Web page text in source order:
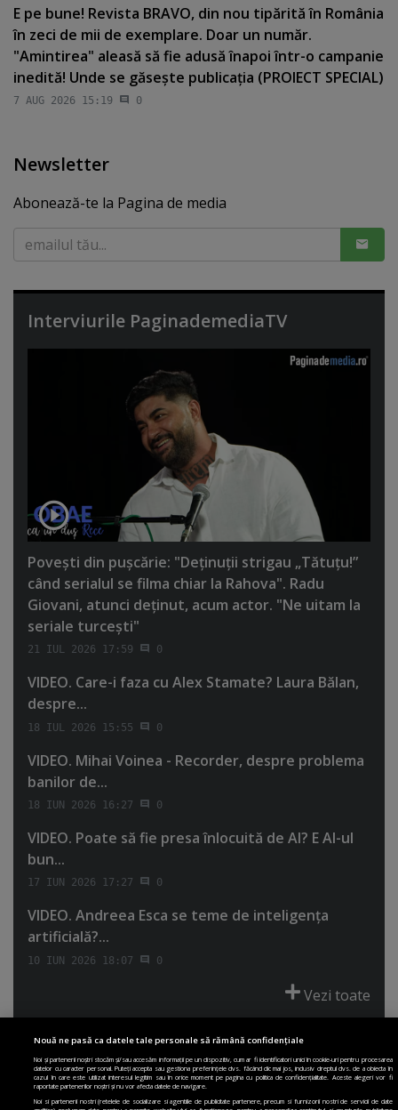
E pe bune! Revista BRAVO, din nou tipărită în România
în zeci de mii de exemplare. Doar un număr.
"Amintirea" aleasă să fie adusă înapoi într-o campanie
inedită! Unde se găseşte publicaţia (PROIECT SPECIAL)
7 AUG 2026 15:19 0
Newsletter
Abonează-te la Pagina de media
Interviurile PaginademediaTV
Poveşti din puşcărie: "Deţinuţii strigau „Tătuţu!”
când serialul se filma chiar la Rahova". Radu
Giovani, atunci deţinut, acum actor. "Ne uitam la
seriale turceşti"
21 IUL 2026 17:59 0
VIDEO. Care-i faza cu Alex Stamate? Laura Bălan,
despre...
18 IUL 2026 15:55 0
VIDEO. Mihai Voinea - Recorder, despre problema
banilor de...
18 IUN 2026 16:27 0
VIDEO. Poate să fie presa înlocuită de AI? E AI-ul
bun...
17 IUN 2026 17:27 0
VIDEO. Andreea Esca se teme de inteligenţa
artificială?...
10 IUN 2026 18:07 0
Vezi toate
PRIMA PAGINĂ
POLITICA DE COLECTARE ACORD COOKIE
POLITICA DE CONFIDENȚIALITATE
DESPRE SITE ECHIPA
Nouă ne pasă ca datele tale personale să rămână confidențiale
Noi și partenerii noștri stocăm și/sau accesăm informații pe un dispozitiv, cum ar fi identificatori unici în cookie-uri pentru procesarea
datelor cu caracter personal. Puteți accepta sau gestiona preferințele dvs. făcând clic mai jos, inclusiv dreptul dvs. de a obiecta în
cazul în care este utilizat interesul legitim sau în orice moment pe pagina cu politica de confidențialitate. Aceste alegeri vor fi
raportate partenerilor noștri și nu vor afecta datele de navigare.
Noi si partenerii nostri (retelele de socializare si agentiile de publicitate partenere, precum si furnizorii nostri de servicii de date